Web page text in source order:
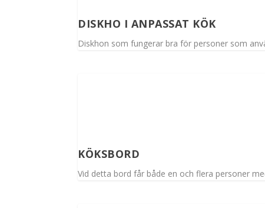
DISKHO I ANPASSAT KÖK
Diskhon som fungerar bra för personer som
KÖKSBORD
Vid detta bord får både en och flera personer